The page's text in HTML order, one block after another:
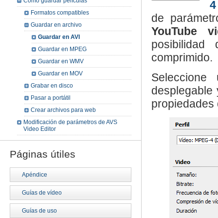
de
YouTube
comprimido.
Formatos compatibles
Guardar en archivo
Guardar en AVI
Guardar en MPEG
Guardar en WMV
Guardar en MOV
Grabar en disco
Pasar a portátil
Crear archivos para web
Modificación de parámetros de AVS
Video Editor
Páginas útiles
Apéndice
Guías de vídeo
Guías de uso